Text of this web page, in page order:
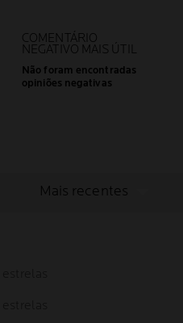
COMENTÁRIO
NEGATIVO MAIS ÚTIL
Não foram encontradas
opiniões negativas
Mais recentes